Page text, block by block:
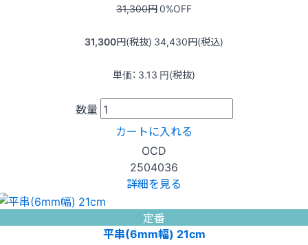
31,300円0%OFF
31,300円(税抜) 34,430円(税込)
単価： 3.13 円(税抜)
数量
カートに入れる
OCD
2504036
詳細を見る
定番
平串(6mm幅) 21cm